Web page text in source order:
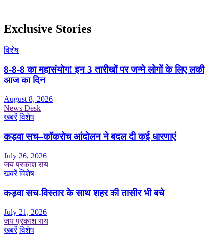
Exclusive Stories
विशेष
8-8-8 का महासंयोग! इन 3 तारीखों पर जन्मे लोगों के लिए लकी
आज का दिन
August 8, 2026
News Desk
खबरें विशेष
कड़वा सच–कॉकरोच आंदोलन ने बदल दी कई धारणाएं
July 26, 2026
जय प्रकाश राय
खबरें विशेष
कड़वा सच-विस्तार के साथ शहर की तासीर भी बचे
July 21, 2026
जय प्रकाश राय
खबरें विशेष